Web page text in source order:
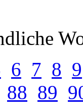
6 7 8 9
88 89